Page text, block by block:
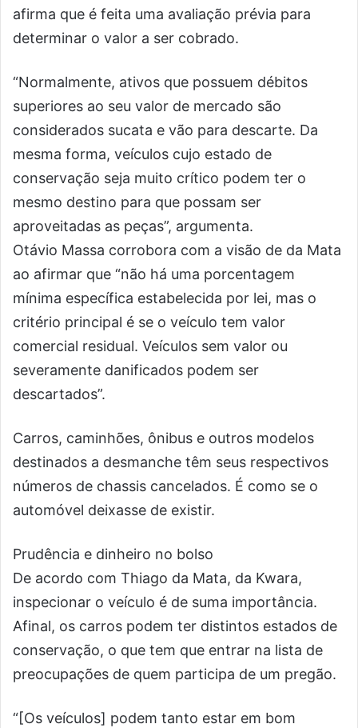
afirma que é feita uma avaliação prévia para
determinar o valor a ser cobrado.
“Normalmente, ativos que possuem débitos
superiores ao seu valor de mercado são
considerados sucata e vão para descarte. Da
mesma forma, veículos cujo estado de
conservação seja muito crítico podem ter o
mesmo destino para que possam ser
aproveitadas as peças”, argumenta.
Otávio Massa corrobora com a visão de da Mata
ao afirmar que “não há uma porcentagem
mínima específica estabelecida por lei, mas o
critério principal é se o veículo tem valor
comercial residual. Veículos sem valor ou
severamente danificados podem ser
descartados”.
Carros, caminhões, ônibus e outros modelos
destinados a desmanche têm seus respectivos
números de chassis cancelados. É como se o
automóvel deixasse de existir.
Prudência e dinheiro no bolso
De acordo com Thiago da Mata, da Kwara,
inspecionar o veículo é de suma importância.
Afinal, os carros podem ter distintos estados de
conservação, o que tem que entrar na lista de
preocupações de quem participa de um pregão.
“[Os veículos] podem tanto estar em bom